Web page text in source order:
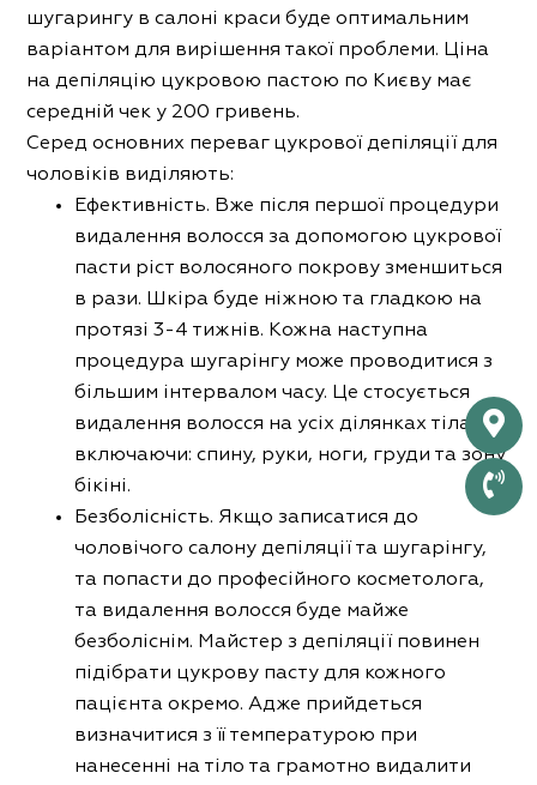
шугарингу в салоні краси буде оптимальним
варіантом для вирішення такої проблеми. Ціна
на депіляцію цукровою пастою по Києву має
середній чек у 200 гривень.
Серед основних переваг цукрової депіляції для
чоловіків виділяють:
Ефективність. Вже після першої процедури
видалення волосся за допомогою цукрової
пасти ріст волосяного покрову зменшиться
в рази. Шкіра буде ніжною та гладкою на
протязі 3-4 тижнів. Кожна наступна
процедура шугарінгу може проводитися з
більшим інтервалом часу. Це стосується
видалення волосся на усіх ділянках тіла,
включаючи: спину, руки, ноги, груди та зону
бікіні.
Безболісність. Якщо записатися до
чоловічого салону депіляції та шугарінгу,
та попасти до професійного косметолога,
та видалення волосся буде майже
безболіснім. Майстер з депіляції повинен
підібрати цукрову пасту для кожного
пацієнта окремо. Адже прийдеться
визначитися з її температурою при
нанесенні на тіло та грамотно видалити